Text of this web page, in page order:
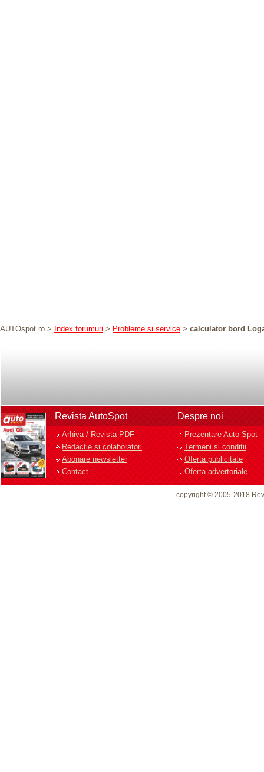
AUTOspot.ro > Index forumuri > Probleme si service > calculator bord
Revista AutoSpot
Arhiva / Revista PDF
Redactie si colaboratori
Abonare newsletter
Contact
Despre noi
Prezentare Auto Spot
Termeni si conditii
Oferta publicitate
Oferta advertoriale
copyright © 2005-2018